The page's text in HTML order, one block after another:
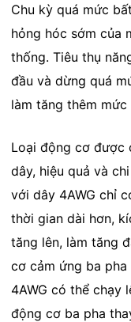
Chu kỳ quá mức
hỏng hóc sớm của
thống. Tiêu thụ
đầu và dừng quá
làm tăng thêm
Loại động cơ được
dây, hiệu quả và
với dây 4AWG chỉ
thời gian dài hơn,
tăng lên, làm tăng
cơ cảm ứng ba
4AWG có thể chạy
động cơ ba pha